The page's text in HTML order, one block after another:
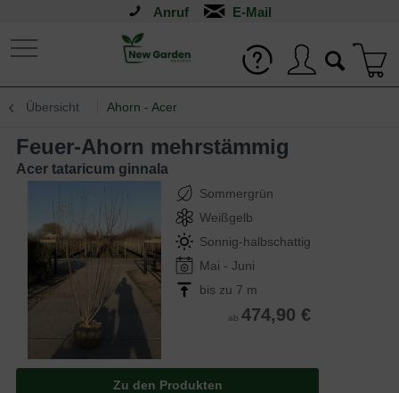
Anruf
Übersicht Ahorn - Acer
Feuer-Ahorn mehrstämmig
Acer tataricum ginnala
Sommergrün
Weißgelb
Sonnig-halbschattig
Mai - Juni
bis zu 7 m
ab 474,90 €
Zu den Produkten